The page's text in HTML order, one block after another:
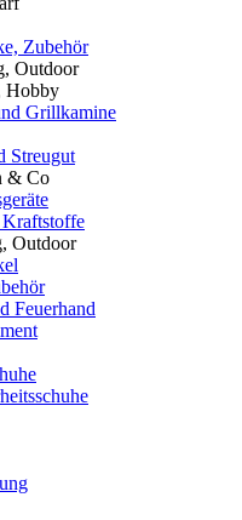
Zubehör
Outdoor
Hobby
Grillkamine
Streugut
& Co
Outdoor
Feuerhand